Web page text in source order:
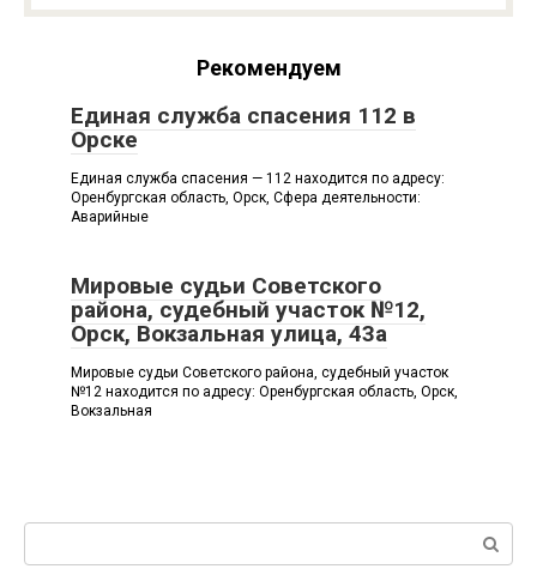
Рекомендуем
Единая служба спасения 112 в
Орске
Единая служба спасения — 112 находится по адресу:
Оренбургская область, Орск, Сфера деятельности:
Аварийные
Мировые судьи Советского
района, судебный участок №12,
Орск, Вокзальная улица, 43а
Мировые судьи Советского района, судебный участок
№12 находится по адресу: Оренбургская область, Орск,
Вокзальная
Поиск: